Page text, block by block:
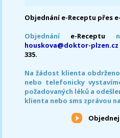
Objednání e-Receptu přes
Objednání e-Receptu
houskova@doktor-plzen.cz
335.
Na žádost klienta
nebo telefonicky
požadovaných léků a
klienta nebo sms zprávou